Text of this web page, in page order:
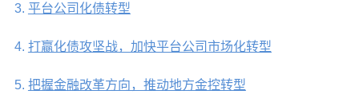
3. 平台公司化债转型
4. 打赢化债攻坚战，加快平台公司市场化转型
5. 把握金融改革方向，推动地方金控转型